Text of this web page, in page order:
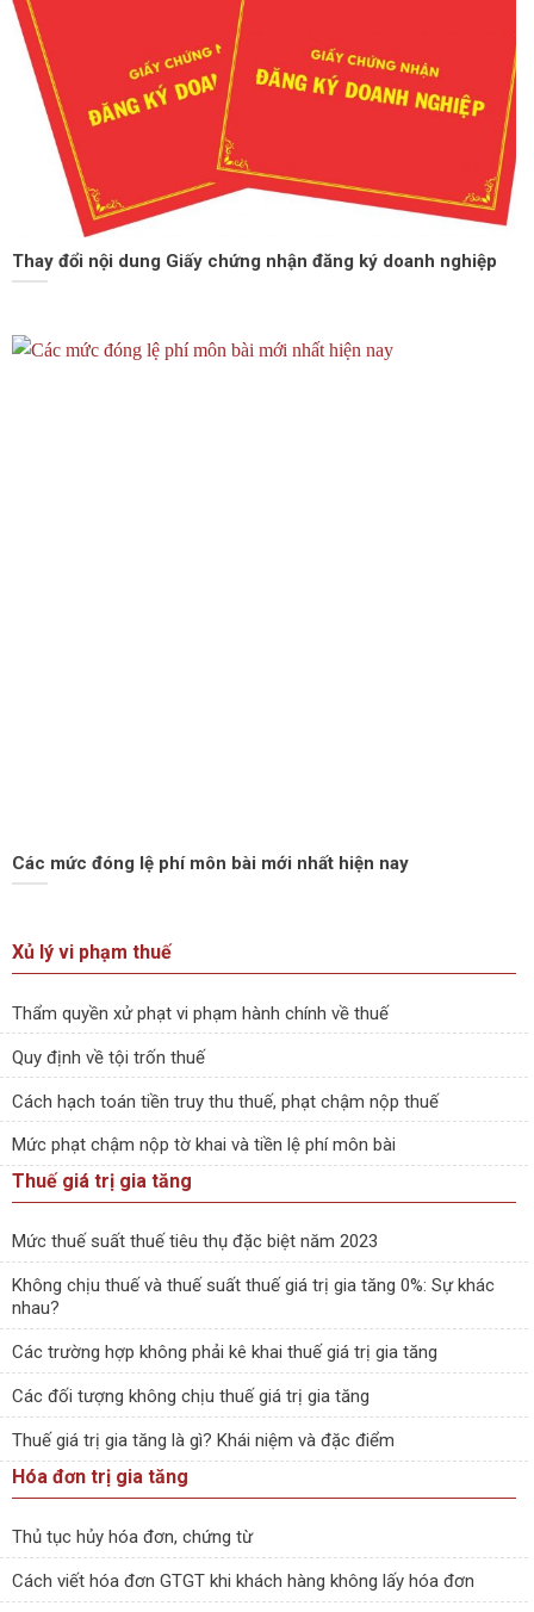
Thay đổi nội dung Giấy chứng nhận đăng ký doanh nghiệp
Các mức đóng lệ phí môn bài mới nhất hiện nay
Xủ lý vi phạm thuế
Thẩm quyền xử phạt vi phạm hành chính về thuế
Quy định về tội trốn thuế
Cách hạch toán tiền truy thu thuế, phạt chậm nộp thuế
Mức phạt chậm nộp tờ khai và tiền lệ phí môn bài
Thuế giá trị gia tăng
Mức thuế suất thuế tiêu thụ đặc biệt năm 2023
Không chịu thuế và thuế suất thuế giá trị gia tăng 0%: Sự khác
nhau?
Các trường hợp không phải kê khai thuế giá trị gia tăng
Các đối tượng không chịu thuế giá trị gia tăng
Thuế giá trị gia tăng là gì? Khái niệm và đặc điểm
Hóa đơn trị gia tăng
Thủ tục hủy hóa đơn, chứng từ
Cách viết hóa đơn GTGT khi khách hàng không lấy hóa đơn